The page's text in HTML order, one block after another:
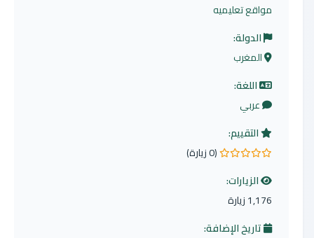
مواقع تعليميه
الدولة:
المغرب
اللغة:
عربي
التقييم:
0.0 من 5 نجوم
(0 زيارة)
الزيارات:
1,176 زيارة
تاريخ الإضافة: